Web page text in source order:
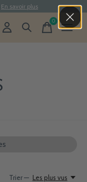
En savoir plus
0items
Trier — Les plus vus